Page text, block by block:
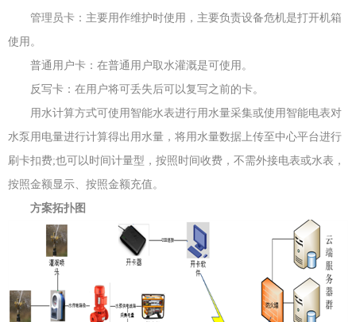
管理员卡：主要用作维护时使用，主要负责设备危机是打开机箱
使用。
普通用户卡：在普通用户取水灌溉是可使用。
反写卡：在用户将可丢失后可以复写之前的卡。
用水计算方式可使用智能水表进行用水量采集或使用智能电表对
水泵用电量进行计算得出用水量，将用水量数据上传至中心平台进行
刷卡扣费;也可以时间计量型，按照时间收费，不需外接电表或水表，
按照金额显示、按照金额充值。
方案拓扑图